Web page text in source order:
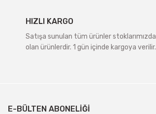
HIZLI KARGO
Satışa sunulan tüm ürünler stoklarımızda
olan ürünlerdir. 1 gün içinde kargoya verilir.
E-BÜLTEN ABONELİĞİ